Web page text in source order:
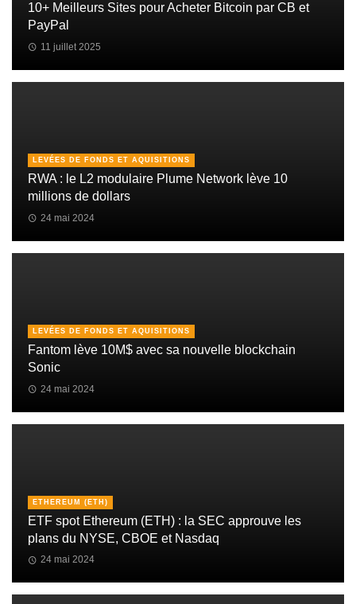
10+ Meilleurs Sites pour Acheter Bitcoin par CB et
PayPal
11 juillet 2025
LEVÉES DE FONDS ET AQUISITIONS
RWA : le L2 modulaire Plume Network lève 10
millions de dollars
24 mai 2024
LEVÉES DE FONDS ET AQUISITIONS
Fantom lève 10M$ avec sa nouvelle blockchain
Sonic
24 mai 2024
ETHEREUM (ETH)
ETF spot Ethereum (ETH) : la SEC approuve les
plans du NYSE, CBOE et Nasdaq
24 mai 2024